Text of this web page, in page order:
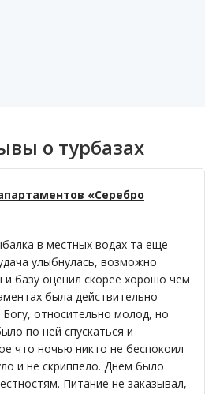
о турбазах
«Серебро
в местных водах та еще
улыбнулась, возможно
базу оценил скорее хорошо чем
была действительно
относительно молод, но
по ней спускаться и
что ночью никто не беспокоил
и не скриппело. Днем было
Питание не заказывал,